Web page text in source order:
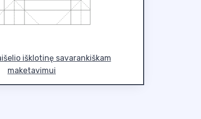
išklotinę savarankiškam
maketavimui